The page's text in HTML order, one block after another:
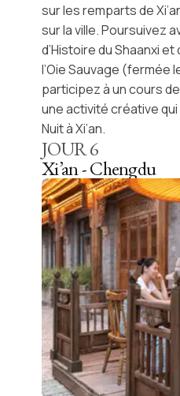
sur les remparts de
sur la ville. Poursuivez
d’Histoire du Shaanxiet
l’Oie Sauvage (fermée
participez à uncours
une activité créative
Nuit à Xi’an.
JOUR6
Xi’an - Chengdu